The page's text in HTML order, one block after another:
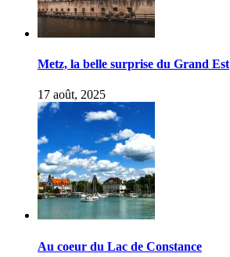
Metz, la belle surprise du Grand Est
17 août, 2025
Au coeur du Lac de Constance